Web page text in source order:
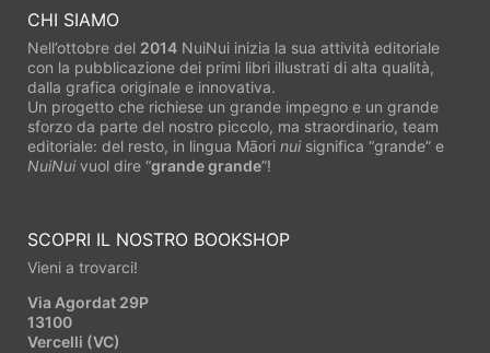
CHI SIAMO
Nell’ottobre del 2014 NuiNui inizia la sua attività editoriale
con la pubblicazione dei primi libri illustrati di alta qualità,
dalla grafica originale e innovativa.
Un progetto che richiese un grande impegno e un grande
sforzo da parte del nostro piccolo, ma straordinario, team
editoriale: del resto, in lingua Māori nuisignifica “grande” e
NuiNuivuol dire “grande grande”!
SCOPRI IL NOSTRO BOOKSHOP
Vieni a trovarci!
Via Agordat 29P
13100
Vercelli (VC)